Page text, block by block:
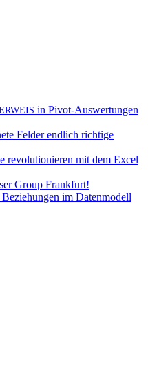
in Pivot-Auswertungen
Felder endlich richtige
revolutionieren mit dem Excel
Group Frankfurt!
im Datenmodell